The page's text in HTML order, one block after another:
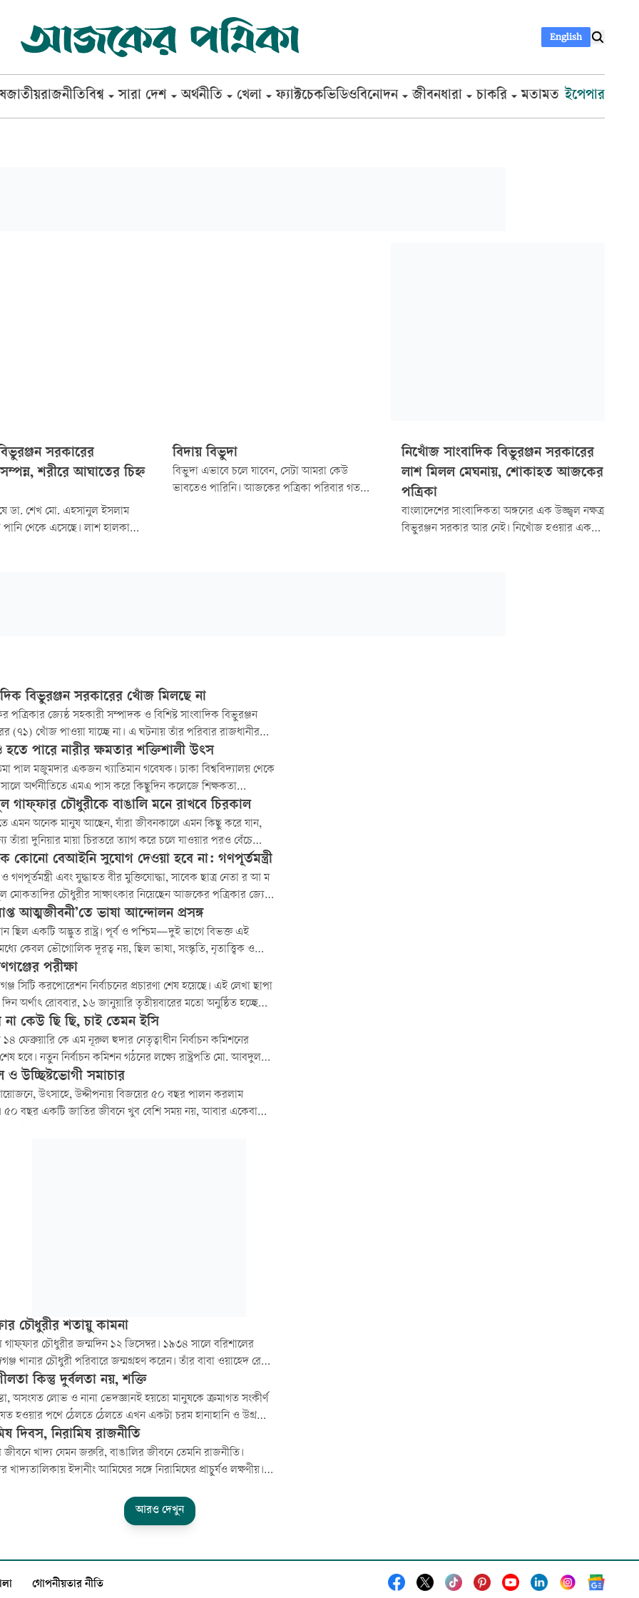
English
জাতীয়রাজনীতিবিশ্ব সারা দেশ অর্থনীতি খেলা ফ্যাক্টচেকভিডিওবিনোদন জীবনধারা চাকরি মতামত ইপেপার
সরকারের
শরীরে আঘাতের চিহ্ন
ডা. শেখ মো. এহসানুল ইসলাম
থেকে এসেছে। লাশ হালকা
বিদায় বিভুদা
বিভুদা এভাবে চলে যাবেন, সেটা আমরা কেউ
ভাবতেও পারিনি। আজকের পত্রিকা পরিবার গত
নিখোঁজ সাংবাদিক বিভুরঞ্জন সরকারের
লাশ মিলল মেঘনায়, শোকাহত আজকের
পত্রিকা
বাংলাদেশের সাংবাদিকতা অঙ্গনের এক উজ্জ্বল নক্ষত্র
বিভুরঞ্জন সরকার আর নেই। নিখোঁজ হওয়ার এক
বিভুরঞ্জন সরকারের খোঁজ মিলছে না
জ্যেষ্ঠ সহকারী সম্পাদক ও বিশিষ্ট সাংবাদিক বিভুরঞ্জন
(৭১) খোঁজ পাওয়া যাচ্ছে না। এ ঘটনায় তাঁর পরিবার রাজধানীর
একটি সাধারণ ডায়েরি (জিডি) করেছে।
হতে পারে নারীর ক্ষমতার শক্তিশালী উৎস
পাল মজুমদার একজন খ্যাতিমান গবেষক। ঢাকা বিশ্ববিদ্যালয় থেকে
অর্থনীতিতে এমএ পাস করে কিছুদিন কলেজে শিক্ষকতা
স্বাধীনতার পর তিনি বাংলাদেশ উন্নয়ন গবেষণা প্রতিষ্ঠানে যোগ দেন।
অবসর নিলেও এখনো তিনি দেশি-বিদেশি বিভিন্ন গবেষণা
সঙ্গে যুক্ত থেকে গবেষণাকাজ চালিয়ে
গাফ্‌ফার চৌধুরীকে বাঙালি মনে রাখবে চিরকাল
এমন অনেক মানুষ আছেন, যাঁরা জীবনকালে এমন কিছু করে যান,
তাঁরা দুনিয়ার মায়া চিরতরে ত্যাগ করে চলে যাওয়ার পরও বেঁচে
তাঁদের মনে রাখেন, স্মরণ করেন। বাংলাদেশের সাহিত্যিক-
আবদুল গাফ্‌ফার চৌধুরী তেমন একজন মানুষ। ৮৮ বছরের জীবন
আবদুল গাফ্‌ফার চৌধুরী। এর মধ্যে প্
কোনো বেআইনি সুযোগ দেওয়া হবে না: গণপূর্তমন্ত্রী
গণপূর্তমন্ত্রী এবং যুদ্ধাহত বীর মুক্তিযোদ্ধা, সাবেক ছাত্র নেতা র আ ম
মোকতাদির চৌধুরীর সাক্ষাৎকার নিয়েছেন আজকের পত্রিকার জ্যেষ্ঠ
সম্পাদক বিভুরঞ্জন সরকার।
আত্মজীবনী’তে ভাষা আন্দোলন প্রসঙ্গ
ছিল একটি অদ্ভুত রাষ্ট্র। পূর্ব ও পশ্চিম—দুই ভাগে বিভক্ত এই
মধ্যে কেবল ভৌগোলিক দূরত্ব নয়, ছিল ভাষা, সংস্কৃতি, নৃতাত্ত্বিক ও
প্রভেদ এবং অর্থনৈতিক বৈষম্য।
পরীক্ষা
সিটি করপোরেশন নির্বাচনের প্রচারণা শেষ হয়েছে। এই লেখা ছাপা
অর্থাৎ রোববার, ১৬ জানুয়ারি তৃতীয়বারের মতো অনুষ্ঠিত হচ্ছে
সিটি করপোরেশন নির্বাচন। এই নির্বাচন সুষ্ঠু ও শান্তিপূর্ণ পরিবেশে
হোক, প্রত্যেক ভোটার নিজের পছন্দের প্রার্থীকে ভোট দিয়ে নিরাপদে
ঘরে ফির
না কেউ ছি ছি, চাই তেমন ইসি
ফেব্রুয়ারি কে এম নূরুল হুদার নেতৃত্বাধীন নির্বাচন কমিশনের
হবে। নতুন নির্বাচন কমিশন গঠনের লক্ষ্যে রাষ্ট্রপতি মো. আবদুল
নিবন্ধিত রাজনৈতিক দলগুলোর সঙ্গে আলোচনা শুরু করেছেন।
নির্বাচন কমিশন
ও উচ্ছিষ্টভোগী সমাচার
উৎসাহে, উদ্দীপনায় বিজয়ের ৫০ বছর পালন করলাম
৫০ বছর একটি জাতির জীবনে খুব বেশি সময় নয়, আবার একেবারে
চৌধুরীর শতায়ু কামনা
চৌধুরীর জন্মদিন ১২ ডিসেম্বর। ১৯৩৪ সালে বরিশালের
থানার চৌধুরী পরিবারে জন্মগ্রহণ করেন। তাঁর বাবা ওয়াহেদ রেজা
রাজনীতির সঙ্গে যুক্ত ছিলেন। গাফ্ফার চৌধুরীও ছাত্রজীবনে
ছাত্ররাজনীতিতে জড়িত হলেও পরে তিনি সক্রিয় রাজনীতি থেকে
সাংবাদিকতা ও সাহিত্যব্
কিন্তু দুর্বলতা নয়, শক্তি
অসংযত লোভ ও নানা ভেদজ্ঞানই হয়তো মানুষকে ক্রমাগত সংকীর্ণ
হওয়ার পথে ঠেলতে ঠেলতে এখন একটা চরম হানাহানি ও উগ্রতার
তৈরি করেছে। সহনশীলতা একটি সামাজিক মূল্যবোধ। সমাজের
নষ্ট হলে সহনশীলতাও আর থাকতে পারে না।
দিবস, নিরামিষ রাজনীতি
জীবনে খাদ্য যেমন জরুরি, বাঙালির জীবনে তেমনি রাজনীতি।
খাদ্যতালিকায় ইদানীং আমিষের সঙ্গে নিরামিষের প্রাচুর্যও লক্ষণীয়।
উদ্যান, মানিক মিয়া অ্যাভিনিউর বড় বড় জনসমাবেশ?
ঘেরাও, হরতাল, অবরোধ নেই, জ্বালাও-পোড়
আরও দেখুন
গোপনীয়তার নীতি